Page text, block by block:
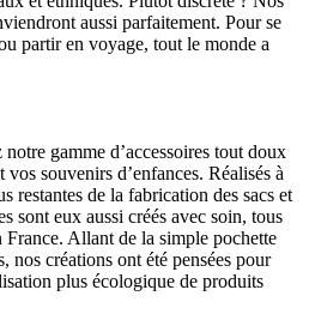
aussi parfaitement. Pour se
partir en voyage, tout le monde a
gamme d’accessoires tout doux
souvenirs d’enfances. Réalisés à
restantes de la fabrication des sacs et
sont eux aussi créés avec soin, tous
France. Allant de la simple pochette
nos créations ont été pensées pour
plus écologique de produits